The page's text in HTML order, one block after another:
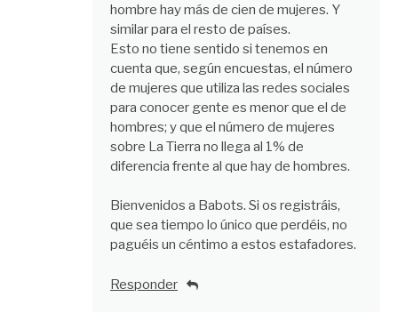
hombre hay más de cien de mujeres. Y
similar para el resto de países.
Esto no tiene sentido si tenemos en
cuenta que, según encuestas, el número
de mujeres que utiliza las redes sociales
para conocer gente es menor que el de
hombres; y que el número de mujeres
sobre La Tierra no llega al 1% de
diferencia frente al que hay de hombres.
Bienvenidos a Babots. Si os registráis,
que sea tiempo lo único que perdéis, no
paguéis un céntimo a estos estafadores.
Responder